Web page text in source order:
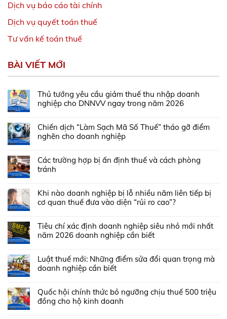
Dịch vụ báo cáo tài chính
Dịch vụ quyết toán thuế
Tư vấn kế toán thuế
BÀI VIẾT MỚI
Thủ tướng yêu cầu giảm thuế thu nhập doanh
nghiệp cho DNNVV ngay trong năm 2026
Chiến dịch “Làm Sạch Mã Số Thuế” tháo gỡ điểm
nghẽn cho doanh nghiệp
Các trường hợp bị ấn định thuế và cách phòng
tránh
Khi nào doanh nghiệp bị lỗ nhiều năm liên tiếp bị
cơ quan thuế đưa vào diện “rủi ro cao”?
Tiêu chí xác định doanh nghiệp siêu nhỏ mới nhất
năm 2026 doanh nghiệp cần biết
Luật thuế mới: Những điểm sửa đổi quan trọng mà
doanh nghiệp cần biết
Quốc hội chính thức bỏ ngưỡng chịu thuế 500 triệu
đồng cho hộ kinh doanh